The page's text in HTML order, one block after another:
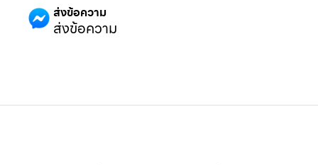
ส่งข้อความ
ส่งข้อความ